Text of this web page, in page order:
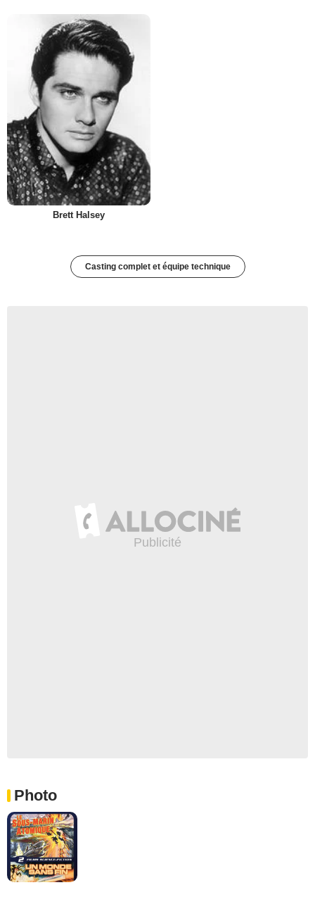
Brett Halsey
Casting complet et équipe technique
Photo